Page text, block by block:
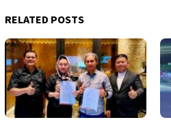
RELATED POSTS